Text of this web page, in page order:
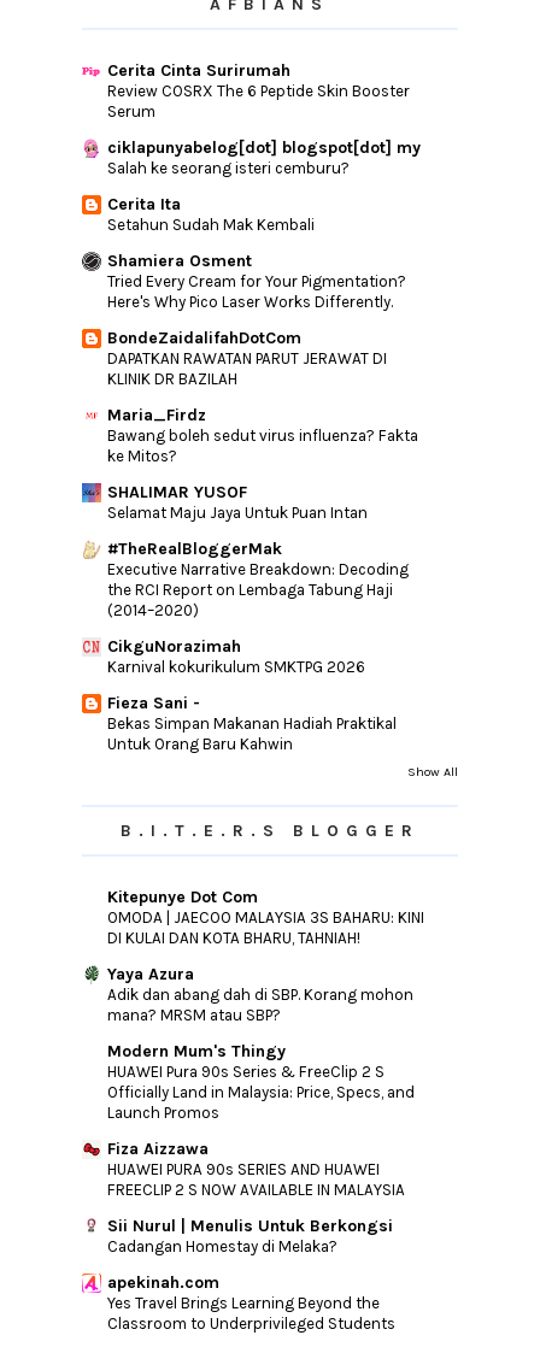
AFBIANS
Cerita Cinta Surirumah
Review COSRX The 6 Peptide Skin Booster
Serum
ciklapunyabelog[dot] blogspot[dot] my
Salah ke seorang isteri cemburu?
Cerita Ita
Setahun Sudah Mak Kembali
Shamiera Osment
Tried Every Cream for Your Pigmentation?
Here's Why Pico Laser Works Differently.
BondeZaidalifahDotCom
DAPATKAN RAWATAN PARUT JERAWAT DI
KLINIK DR BAZILAH
Maria_Firdz
Bawang boleh sedut virus influenza? Fakta
ke Mitos?
SHALIMAR YUSOF
Selamat Maju Jaya Untuk Puan Intan
#TheRealBloggerMak
Executive Narrative Breakdown: Decoding
the RCI Report on Lembaga Tabung Haji
(2014–2020)
CikguNorazimah
Karnival kokurikulum SMKTPG 2026
Fieza Sani -
Bekas Simpan Makanan Hadiah Praktikal
Untuk Orang Baru Kahwin
Show All
B.I.T.E.R.S BLOGGER
Kitepunye Dot Com
OMODA | JAECOO MALAYSIA 3S BAHARU: KINI
DI KULAI DAN KOTA BHARU, TAHNIAH!
Yaya Azura
Adik dan abang dah di SBP. Korang mohon
mana? MRSM atau SBP?
Modern Mum's Thingy
HUAWEI Pura 90s Series & FreeClip 2 S
Officially Land in Malaysia: Price, Specs, and
Launch Promos
Fiza Aizzawa
HUAWEI PURA 90s SERIES AND HUAWEI
FREECLIP 2 S NOW AVAILABLE IN MALAYSIA
Sii Nurul | Menulis Untuk Berkongsi
Cadangan Homestay di Melaka?
apekinah.com
Yes Travel Brings Learning Beyond the
Classroom to Underprivileged Students